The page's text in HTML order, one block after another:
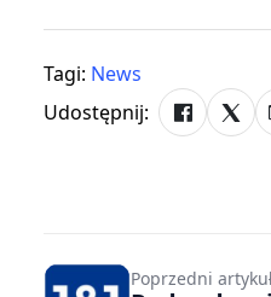
Tagi: News
Udostępnij:
Poprzedni